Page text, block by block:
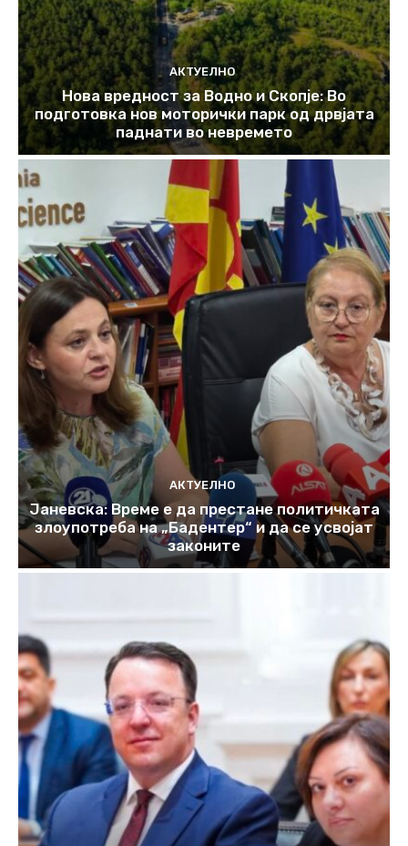
АКТУЕЛНО
Нова вредност за Водно и Скопје: Во
подготовка нов моторички парк од дрвјата
паднати во невремето
АКТУЕЛНО
Јаневска: Време е да престане политичката
злоупотреба на „Бадентер“ и да се усвојат
законите